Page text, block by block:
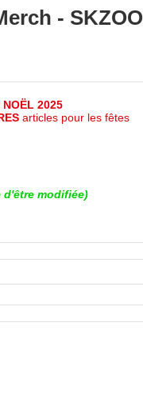
- SKZOO
NOËL 2025
articles pour les fêtes
d'être modifiée)